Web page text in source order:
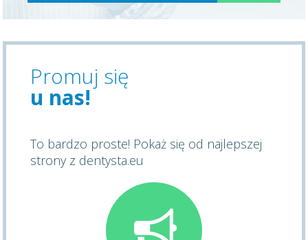
Promuj się
u nas!
To bardzo proste! Pokaż się od najlepszej
strony z dentysta.eu